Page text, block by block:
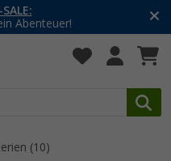
Abenteuer!
(10)